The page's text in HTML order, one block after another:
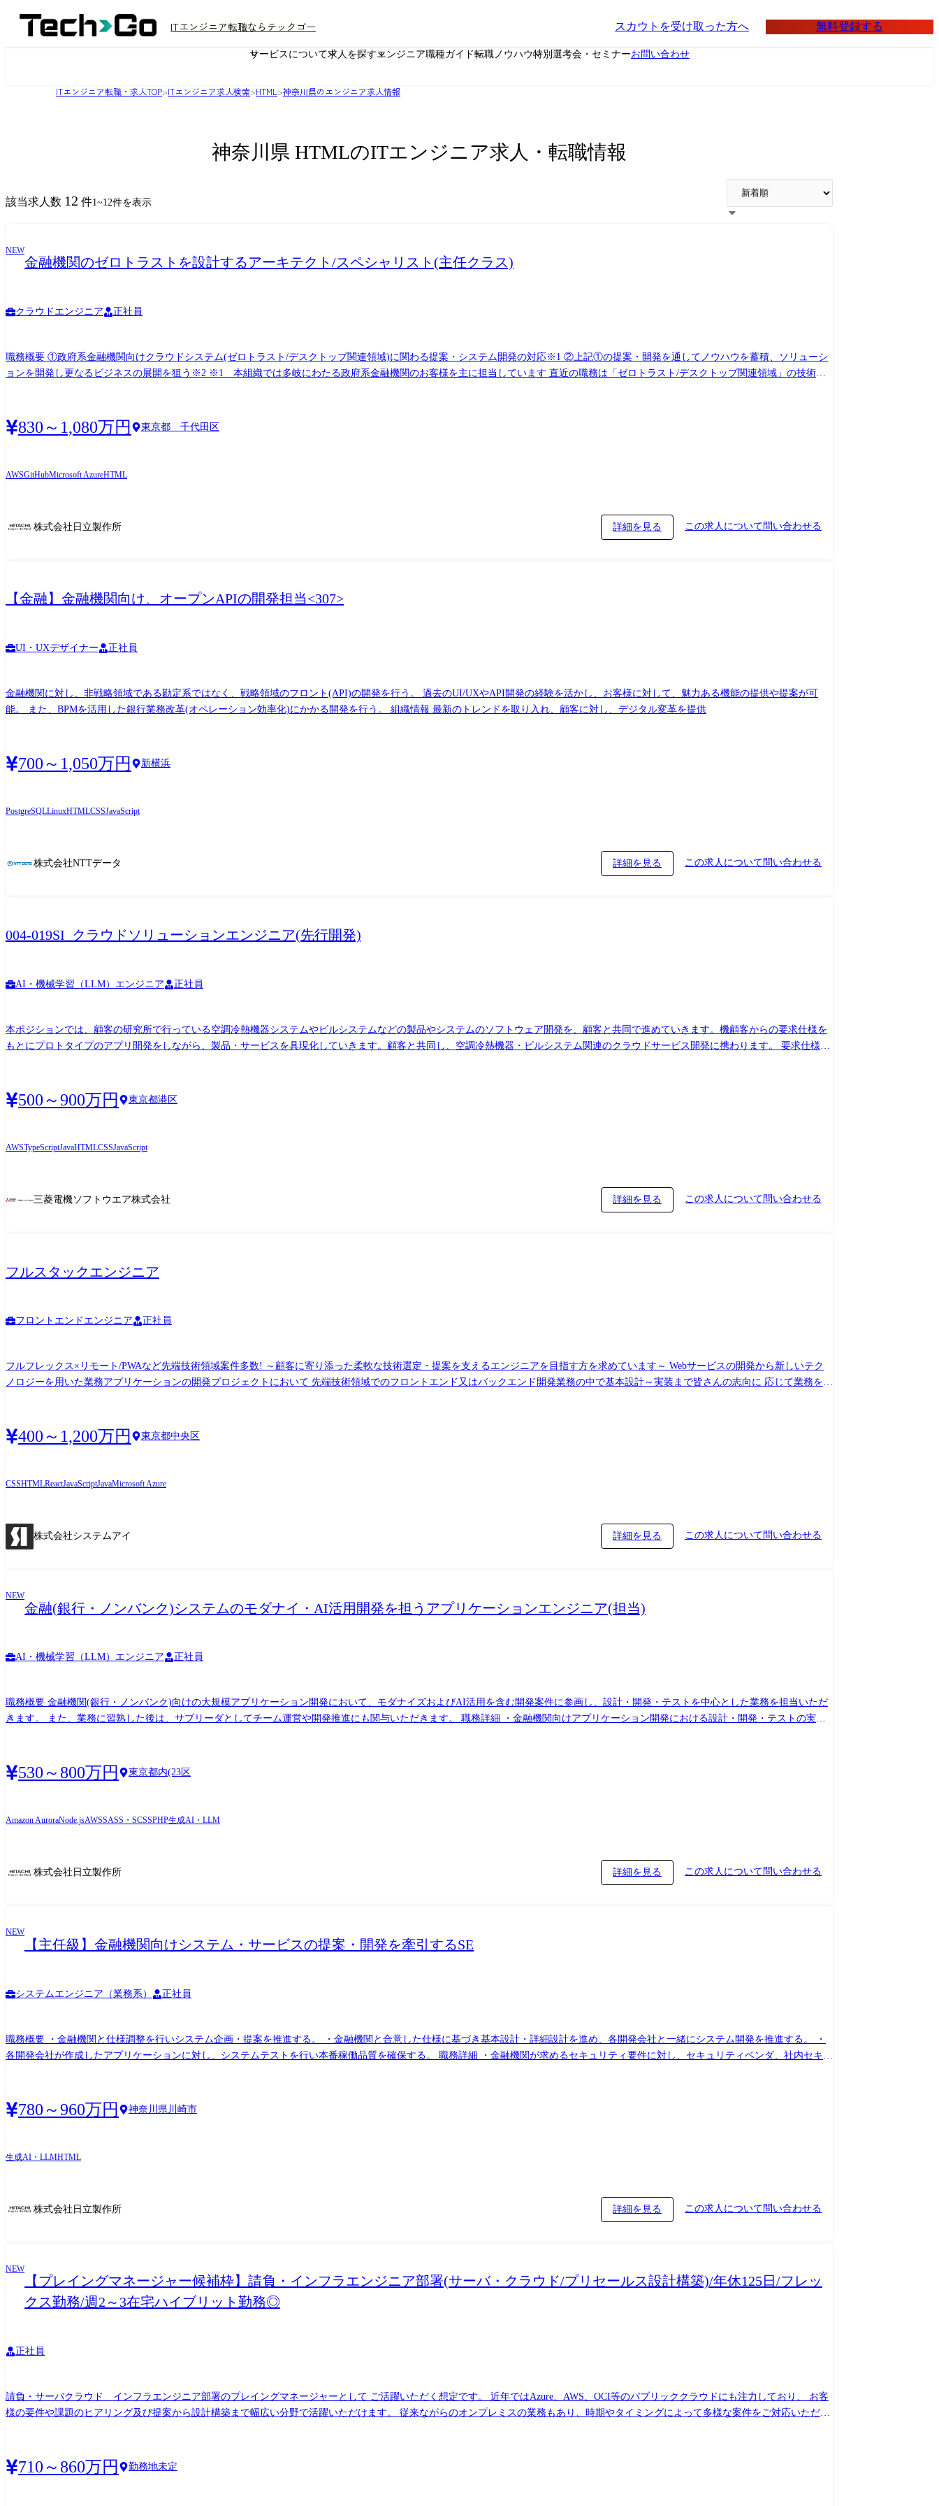
ITエンジニア転職ならテックゴー スカウトを受け取った方へ 無料登録する
サービスについて求人を探すエンジニア職種ガイド転職ノウハウ特別選考会・セミナーお問い合わせ
ITエンジニア転職・求人TOP>ITエンジニア求人検索>HTML >神奈川県のエンジニア求人情報
神奈川県 HTMLのITエンジニア求人・転職情報
該当求人数 12 件1~12件を表示
NEW
金融機関のゼロトラストを設計するアーキテクト/スペシャリスト(主任クラス)
クラウドエンジニア 正社員
職務概要 ①政府系金融機関向けクラウドシステム(ゼロトラスト/デスクトップ関連領域)に関わる提案・システム開発の対応※1 ②上記①の提案・開発を通してノウハウを蓄積、ソリューシ
ョンを開発し更なるビジネスの展開を狙う※2 ※1 本組織では多岐にわたる政府系金融機関のお客様を主に担当しています 直近の職務は「ゼロトラスト/デスクトップ関連領域」の技術に
基盤のための提案活動の実施、また受注後のシステム開発プロジェクトへの参画 ②作業を通じて蓄積したノウハウを組織内で共有,体系化して、ソリューションの開発につなげる対応を実施
していただきます 入社後まずは職場環境や日立の仕事に慣れていただくために、サブリーダ候補として、他メンバと協働でプロジェクト従事していただきます。ゆくゆくはゼロトラスト/デ
リューションの開発及びソリューションの展開 システムインテグレーションを通してお客様とコミュニケーションをとりながら、社内外のサービス/製品/技術(パブリッククラウド、ハー
Azure、Microsoft 365等 主要パブリッククラウド、SaaSや自社ASPサービス(※)) (※)https://digital.careers.hitachi.co.jp/1223/ ・ゼロトラストに関連する各種サービス(SASE、IdP、エンドポイ
ントセキュリティに係る各種サービス) ・仮想化技術(コンテナ、VMware、Citrix) ・オンプレミス(高信頼サーバ、高信頼ストレージで構成されたシステム) ・各種ミドルウェア(JP1、
くりを目指しています。提案活動やプロジェクト参画、組織全体の技術向上施策検討や新たな事業価値の創造を行うことで組織に貢献することをミッションとします。また、組織横断の技
ージャとなり、プロジェクトを推進する立場となることも、ITアーキテクトとして複数の案件に技術者として参画することも可能であり、様々なキャリアパスが選択可能です。 加えて、社
830～1,080万円 東京都 千代田区
AWSGitHubMicrosoft AzureHTML
株式会社日立製作所 詳細を見る この求人について問い合わせる
【金融】金融機関向け、オープンAPIの開発担当<307>
UI・UXデザイナー 正社員
金融機関に対し、非戦略領域である勘定系ではなく、戦略領域のフロント(API)の開発を行う。 過去のUI/UXやAPI開発の経験を活かし、お客様に対して、魅力ある機能の提供や提案が可
能。 また、BPMを活用した銀行業務改革(オペレーション効率化)にかかる開発を行う。 組織情報 最新のトレンドを取り入れ、顧客に対し、デジタル変革を提供
700～1,050万円 新横浜
PostgreSQLLinuxHTMLCSSJavaScript
株式会社NTTデータ 詳細を見る この求人について問い合わせる
004-019SI_クラウドソリューションエンジニア(先行開発)
AI・機械学習（LLM）エンジニア 正社員
本ポジションでは、顧客の研究所で行っている空調冷熱機器システムやビルシステムなどの製品やシステムのソフトウェア開発を、顧客と共同で進めていきます。機顧客からの要求仕様を
もとにプロトタイプのアプリ開発をしながら、製品・サービスを具現化していきます。顧客と共同し、空調冷熱機器・ビルシステム関連のクラウドサービス開発に携わります。 要求仕様を
を担っています。 また、数年前よりAIを活用した開発のも導入も進めているためしておりますので、最新技術に触れることができる環境です。 上記の業務がメインとなりますが、一部既
存のソフトウェア開発もお任せする場合もございます。 (例:空調冷熱機器の営業販売・設計支援アプリケーションのソフトウェア開発) <業務詳細>顧客とコミュケーションを取りながら開
いくこともあります。 業務の中でクラウド開発の専門性を深めて頂き、ゆくゆくはリーダーとしての役割を期待しております。 ※一時的に顧客に出向して要求分析やシステム設計をお任せ
化・効率化を実現する ・空調冷熱、ビルシステムの先行開発を顧客とともに行い、技術の確立と検証を行う とともに、製品化、システムへの搭載をスムーズに実現するための支援を行う。
空調冷熱・ビルシステムの先行開発を顧客と協業し、実装・検証を行い、製品化をスムーズに支援する <ビジョン、活動方針> ・顧客が開発する製品やシステムのビジネスが物売りからコ
500～900万円 東京都港区
AWSTypeScriptJavaHTMLCSSJavaScript
三菱電機ソフトウエア株式会社 詳細を見る この求人について問い合わせる
フルスタックエンジニア
フロントエンドエンジニア 正社員
フルフレックス×リモート/PWAなど先端技術領域案件多数! ～顧客に寄り添った柔軟な技術選定・提案を支えるエンジニアを目指す方を求めています～ Webサービスの開発から新しいテク
ノロジーを用いた業務アプリケーションの開発プロジェクトにおいて 先端技術領域でのフロントエンド又はバックエンド開発業務の中で基本設計～実装まで皆さんの志向に 応じて業務をお
ド:React/Typescript/Node.js/HTML/CSS/Javascript バックエンド:Java/PHP/Ruby/Python/Go/Haskell クラウド:AWS/GCP/Azure ツール:Github/Slack/Backlog/Box 【開発スタイルなど】 案件の特徴に
応じて、ウォーターフォール/アジャイルの開発手法も柔軟に選択。 フロントエンド/バックエンドと横断的に開発に従事したり、クラウド領域に特化して基盤構築を担当したりなどを各自
400～1,200万円 東京都中央区
CSSHTMLReactJavaScriptJavaMicrosoft Azure
株式会社システムアイ 詳細を見る この求人について問い合わせる
NEW
金融(銀行・ノンバンク)システムのモダナイ・AI活用開発を担うアプリケーションエンジニア(担当)
AI・機械学習（LLM）エンジニア 正社員
職務概要 金融機関(銀行・ノンバンク)向けの大規模アプリケーション開発において、モダナイズおよびAI活用を含む開発案件に参画し、設計・開発・テストを中心とした業務を担当いただ
きます。 また、業務に習熟した後は、サブリーダとしてチーム運営や開発推進にも関与いただきます。 職務詳細 ・金融機関向けアプリケーション開発における設計・開発・テストの実施
よび実装への反映 ・開発に関わる各種調整・コミュニケーション(チーム内・パートナー等) 携わる事業・ビジネス・サービス・製品など 銀行・ノンバンク向けのアプリケーション開発に従
事いただきます。 要件整理から設計・開発・テスト・リリースまで、開発工程全体に携わることが可能です。 現在は、ホストからのオープン化を含むマイグレーションや、クラウド活用・
プロセスの高度化にも取り組んでいます。 配属組織名 AI&ソフトウェアサービスビジネスユニット(アプリケーションサービス) アプリケーションサービス事業部 第一アプリケーション本
530～800万円 東京都内(23区
Amazon AuroraNode.jsAWSSASS・SCSSPHP生成AI・LLM
株式会社日立製作所 詳細を見る この求人について問い合わせる
NEW
【主任級】金融機関向けシステム・サービスの提案・開発を牽引するSE
システムエンジニア（業務系） 正社員
職務概要 ・金融機関と仕様調整を行いシステム企画・提案を推進する。 ・金融機関と合意した仕様に基づき基本設計・詳細設計を進め、各開発会社と一緒にシステム開発を推進する。 ・
各開発会社が作成したアプリケーションに対し、システムテストを行い本番稼働品質を確保する。 職務詳細 ・金融機関が求めるセキュリティ要件に対し、セキュリティベンダ、社内セキュ
働品質が確保されたかを分析・評価する。 本番稼働品質に達していない場合は、追加テスト等の品質向上を実施する。 携わる事業・ビジネス・サービス・製品など 金融機関向けに法人イ
ンターネットバンキングサービスを提供しています。 API連携やFIDO認証サービスなど、ネットチャネルとして最先端の機能を今後拡充し展開していく予定です。 配属組織名 デジタルサ
ており、その中で法人インターネットバンキングサービスを提供している。 ●ミッション お客さまと一緒にシステム企画/提案～システム開発/試験～本番リリース～保守・運用の全ての工
780～960万円 神奈川県川崎市
生成AI・LLMHTML
株式会社日立製作所 詳細を見る この求人について問い合わせる
NEW
【プレイングマネージャー候補枠】請負・インフラエンジニア部署(サーバ・クラウド/プリセールス設計構築)/年休125日/フレッ
クス勤務/週2～3在宅ハイブリット勤務◎
正社員
請負・サーバクラウド インフラエンジニア部署のプレイングマネージャーとして ご活躍いただく想定です。 近年ではAzure、AWS、OCI等のパブリッククラウドにも注力しており、 お客
様の要件や課題のヒアリング及び提案から設計構築まで幅広い分野で活躍いただけます。 従来ながらのオンプレミスの業務もあり、時期やタイミングによって多様な案件をご対応いただき
再発防止に向けた運用改善の推進 ※重大事案は上位管理職と連携して対応 ③メンバーマネジメント ・正社員メンバー（約8～10名）の業務管理・育成 ・目標設定および人事評価（一次評
価） ・進捗管理・品質フォロー ④数値管理（重要業務） ・課の売上・利益を含む数値目標の管理 ・担当案件の工数・採算・KPIの把握および改善 ・課単位の売上・利益を評価指標の一つ
710～860万円 勤務地未定